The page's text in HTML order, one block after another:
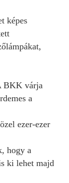
képes
BKK várja
a
ezer-ezer
hogy a
ki lehet majd